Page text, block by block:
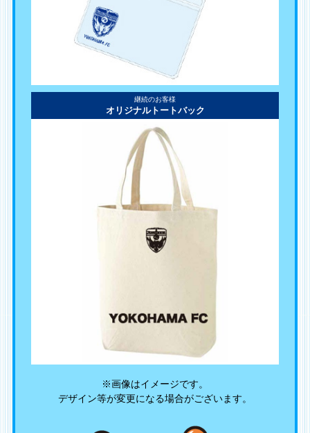
継続のお客様
オリジナルトートバック
※画像はイメージです。
デザイン等が変更になる場合がございます。